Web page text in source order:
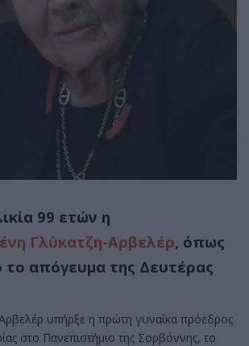
99 ετών η
Γλύκατζη-Αρβελέρ, όπως
το απόγευμα της Δευτέρας
υπήρξε η πρώτη γυναίκα πρόεδρος
στο Πανεπιστήμιο της Σορβόννης, το